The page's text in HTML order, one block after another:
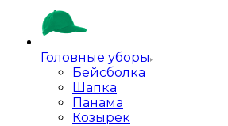
Головные уборы
Бейсболка
Шапка
Панама
Козырек